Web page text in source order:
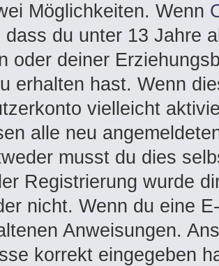
Möglichkeiten. Wenn
dass du unter 13 Jahre
oder deiner
erhalten hast. Wenn
vielleicht
alle neu
musst du dies
Registrierung wurde
nicht. Wenn du eine
Anweisungen.
korrekt eingegeben